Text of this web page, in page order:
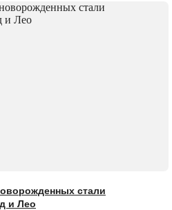
стали
и Лео